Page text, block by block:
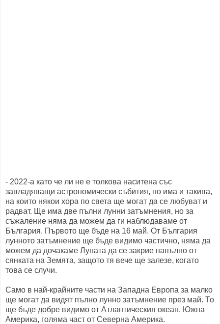
- 2022-a като че ли не е толкова наситена със
завладяващи астрономически събития, но има и такива,
на които някои хора по света ще могат да се любуват и
радват. Ще има две пълни лунни затъмнения, но за
съжаление няма да можем да ги наблюдаваме от
България. Първото ще бъде на 16 май. От България
лунното затъмнение ще бъде видимо частично, няма да
можем да дочакаме Луната да се закрие напълно от
сянката на Земята, защото тя вече ще залезе, когато
това се случи.
Само в най-крайните части на Западна Европа за малко
ще могат да видят пълно лунно затъмнение през май. То
ще бъде добре видимо от Атлантическия океан, Южна
Америка, голяма част от Северна Америка.